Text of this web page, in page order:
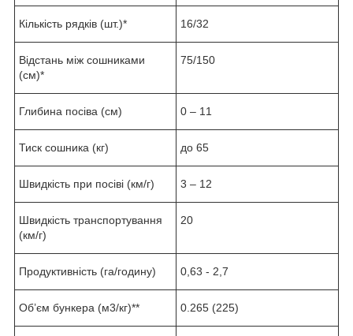
Кількість рядків (шт.)* 16/32
Відстань між сошниками
(см)*
75/150
Глибина посіва (см) 0 – 11
Тиск сошника (кг) до 65
Швидкість при посіві (км/г) 3 – 12
Швидкість транспортування
(км/г)
20
Продуктивність (га/годину) 0,63 - 2,7
Об’єм бункера (м3/кг)** 0.265 (225)